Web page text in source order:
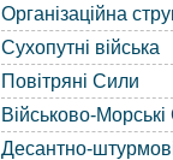
Організаційна
Сухопутні війська
Повітряні Сили
Військово-
Десантно-